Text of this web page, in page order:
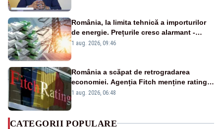
România, la limita tehnică a importurilor
de energie. Prețurile cresc alarmant -
Analiză Realitatea Plus
1 aug. 2026, 09:46
România a scăpat de retrogradarea
economiei. Agenția Fitch menține ratingul
„BBB-” cu perspectivă negativă
1 aug. 2026, 06:48
CATEGORII POPULARE